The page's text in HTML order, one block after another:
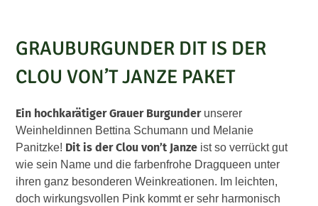
GRAUBURGUNDER DIT IS DER
CLOU VON’T JANZE PAKET
Ein hochkarätiger Grauer Burgunder unserer
Weinheldinnen Bettina Schumann und Melanie
Panitzke! Dit is der Clou von’t Janze ist so verrückt gut
wie sein Name und die farbenfrohe Dragqueen unter
ihren ganz besonderen Weinkreationen. Im leichten,
doch wirkungsvollen Pink kommt er sehr harmonisch